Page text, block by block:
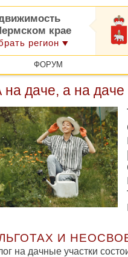
крае
регион
ФОРУМ
на даче, а на
И
на дачные участки